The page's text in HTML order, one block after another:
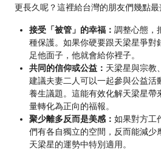
更長久呢？這裡給台灣的朋友們幾點最
接受「被管」的幸福： 調整心態，
種保護。如果你硬要跟天梁星爭對
足他面子，他就會給你裡子。
共同的信仰或公益： 天梁星與宗教
建議夫妻二人可以一起參與公益活
養生議題。這能有效化解天梁星帶
量轉化為正向的福報。
聚少離多反而是美感： 如果對方工
們有各自獨立的空間，反而能減少
天梁星的運勢中特別適用。